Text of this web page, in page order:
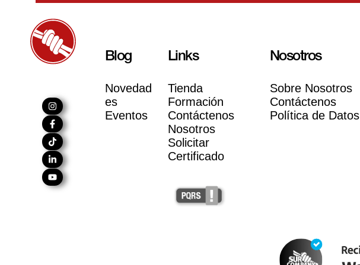
Blog
Novedad
es
Eventos
Links
Tienda
Formación
Contáctenos
Nosotros
Solicitar
Certificado
Nosotros
Sobre Nosotros
Contáctenos
Política de Datos